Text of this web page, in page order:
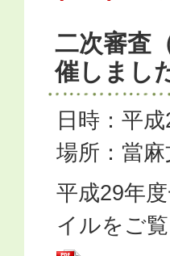
二次審査
催しまし
日時：平
場所：當
平成29年
イルをご覧